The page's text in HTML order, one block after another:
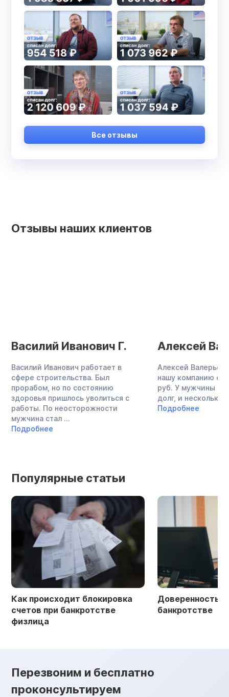
Все отзывы
Отзывы наших клиентов
Василий Иванович Г.
Василий Иванович работает в
сфере строительства. Был
прорабом, но по состоянию
здоровья пришлось уволиться с
работы. По неосторожности
мужчина стал ...
Подробнее
Алексей
Алексей
нашу компанию с
руб. У мужчины
долг, и несколько
Подробнее
Популярные статьи
Как происходит блокировка
счетов при банкротстве
физлица
Доверенность
банкротстве
Перезвоним и бесплатно
проконсультируем